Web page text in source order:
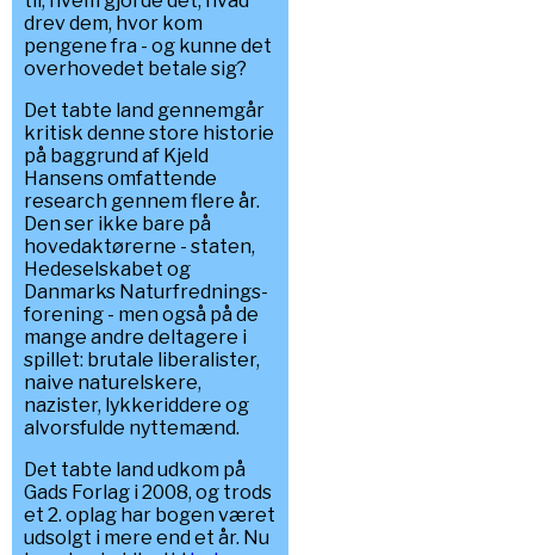
drev dem, hvor kom
pengene fra - og kunne det
overhovedet betale sig?
Det tabte land gennemgår
kritisk denne store historie
på baggrund af Kjeld
Hansens omfattende
research gennem flere år.
Den ser ikke bare på
hovedaktørerne - staten,
Hedeselskabet og
Danmarks Naturfrednings-
forening - men også på de
mange andre deltagere i
spillet: brutale liberalister,
naive naturelskere,
nazister, lykkeriddere og
alvorsfulde nyttemænd.
Det tabte land udkom på
Gads Forlag i 2008, og trods
et 2. oplag har bogen været
udsolgt i mere end et år. Nu